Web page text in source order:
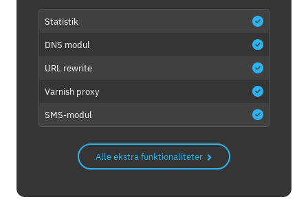
Statistik
DNS modul
URL rewrite
Varnish proxy
SMS-modul
Alle ekstra funktionaliteter